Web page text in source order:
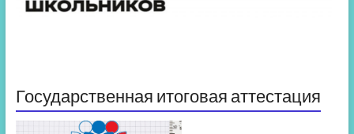
Государственная итоговая аттестация